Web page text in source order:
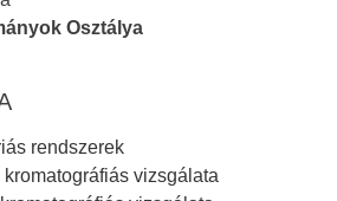
Osztálya
rendszerek
vizsgálata